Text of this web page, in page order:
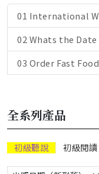
01 International
02 Whats the Date
03 Order Fast
全系列產品
初級聽說 初級閱讀